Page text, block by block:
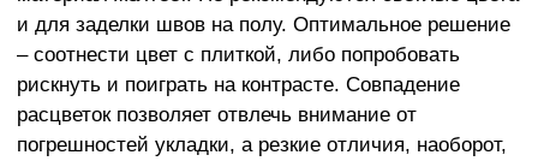
и для заделки швов на полу. Оптимальное решение
– соотнести цвет с плиткой, либо попробовать
рискнуть и поиграть на контрасте. Совпадение
расцветок позволяет отвлечь внимание от
погрешностей укладки, а резкие отличия, наоборот,